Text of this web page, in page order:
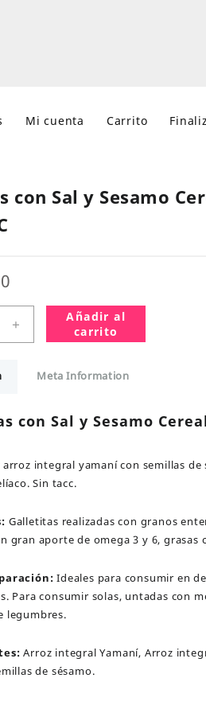
Mi cuenta Carrito
con Sal y Sesamo
+
Añadir al
carrito
Meta Information
con Sal y Sesamo
arroz integral yamaní con semillas de
Sin tacc.
Galletitas realizadas con granos
gran aporte de omega 3 y 6, grasas
Ideales para consumir en
Para consumir solas, untadas con
legumbres.
Arroz integral Yamaní, Arroz
de sésamo.